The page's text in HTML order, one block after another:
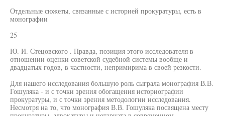
Отдельные сюжеты, связанные с историей прокуратуры, есть в
монографии
25
Ю. И. Стецовского . Правда, позиция этого исследователя в
отношении оценки советской судебной системы вообще и
двадцатых годов, в частности, непримирима в своей резкости.
Для нашего исследования большую роль сыграла монография В.В.
Гошуляка - и с точки зрения обогащения историографии
прокуратуры, и с точки зрения методологии исследования.
Несмотря на то, что монография В.В. Гошуляка посвящена месту